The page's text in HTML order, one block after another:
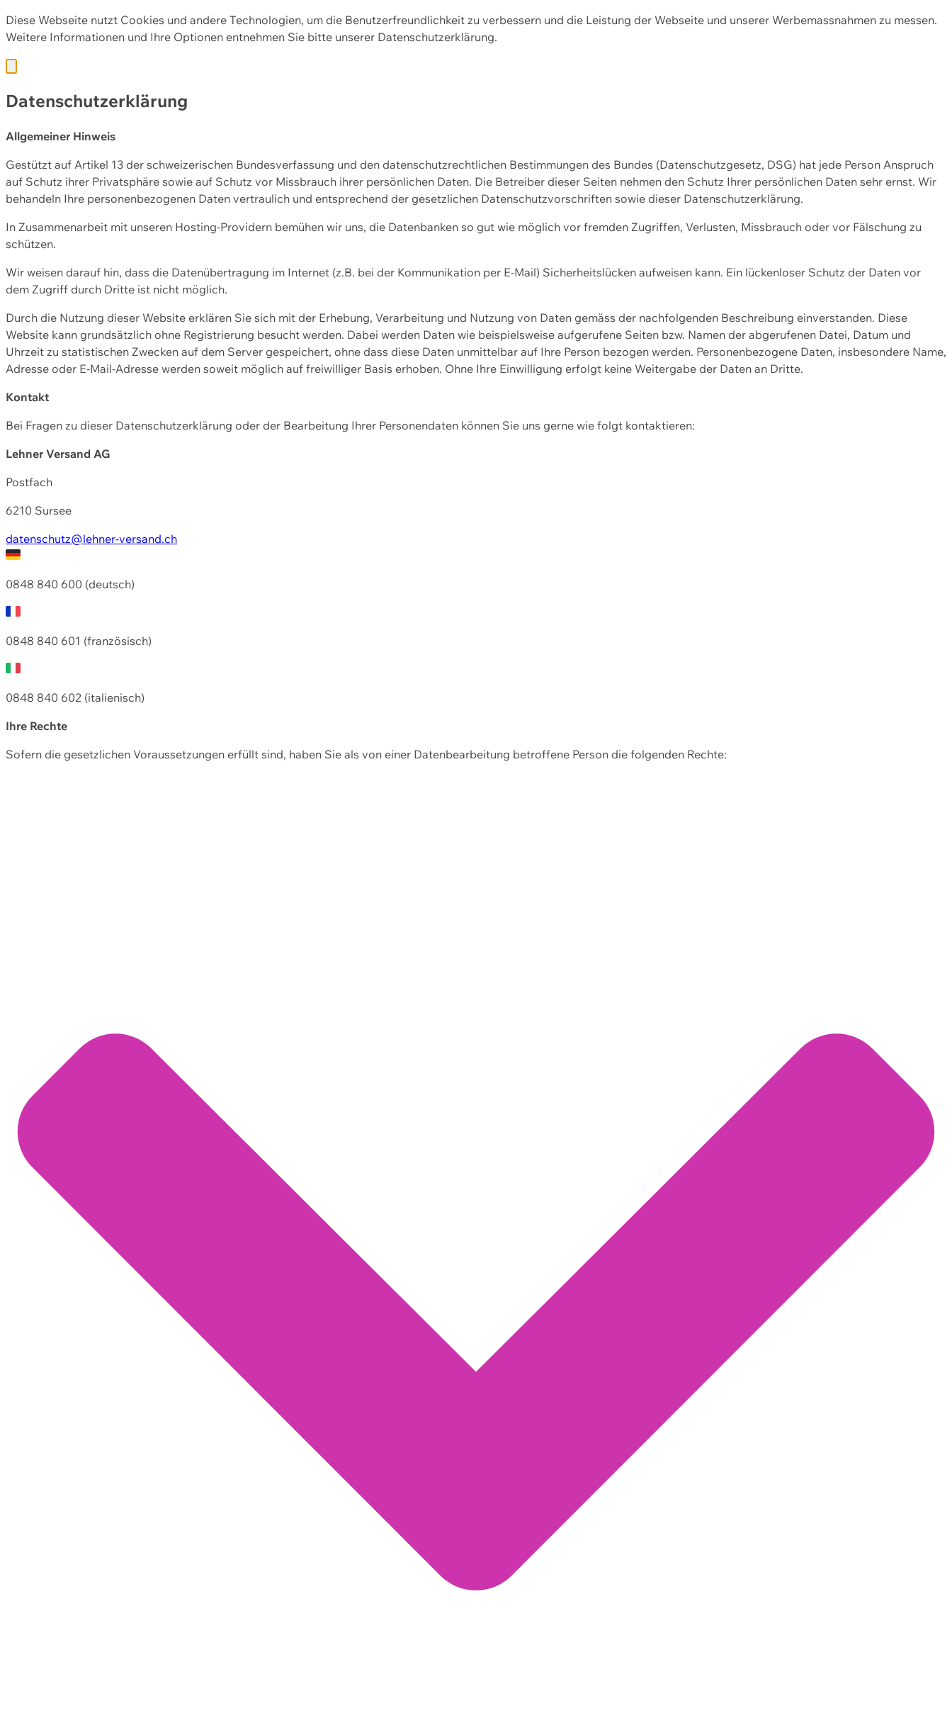
Diese Webseite nutzt Cookies und andere Technologien, um die Benutzerfreundlichkeit zu verbessern und die Leistung der Webseite und unserer Werbemassnahmen zu messen.
Weitere Informationen und Ihre Optionen entnehmen Sie bitte unserer Datenschutzerklärung.
Datenschutzerklärung
Allgemeiner Hinweis
Gestützt auf Artikel 13 der schweizerischen Bundesverfassung und den datenschutzrechtlichen Bestimmungen des Bundes (Datenschutzgesetz, DSG) hat jede Person Anspruch
auf Schutz ihrer Privatsphäre sowie auf Schutz vor Missbrauch ihrer persönlichen Daten. Die Betreiber dieser Seiten nehmen den Schutz Ihrer persönlichen Daten sehr ernst. Wir
behandeln Ihre personenbezogenen Daten vertraulich und entsprechend der gesetzlichen Datenschutzvorschriften sowie dieser Datenschutzerklärung.
In Zusammenarbeit mit unseren Hosting-Providern bemühen wir uns, die Datenbanken so gut wie möglich vor fremden Zugriffen, Verlusten, Missbrauch oder vor Fälschung zu
schützen.
Wir weisen darauf hin, dass die Datenübertragung im Internet (z.B. bei der Kommunikation per E-Mail) Sicherheitslücken aufweisen kann. Ein lückenloser Schutz der Daten vor
dem Zugriff durch Dritte ist nicht möglich.
Durch die Nutzung dieser Website erklären Sie sich mit der Erhebung, Verarbeitung und Nutzung von Daten gemäss der nachfolgenden Beschreibung einverstanden. Diese
Website kann grundsätzlich ohne Registrierung besucht werden. Dabei werden Daten wie beispielsweise aufgerufene Seiten bzw. Namen der abgerufenen Datei, Datum und
Uhrzeit zu statistischen Zwecken auf dem Server gespeichert, ohne dass diese Daten unmittelbar auf Ihre Person bezogen werden. Personenbezogene Daten, insbesondere Name,
Adresse oder E-Mail-Adresse werden soweit möglich auf freiwilliger Basis erhoben. Ohne Ihre Einwilligung erfolgt keine Weitergabe der Daten an Dritte.
Kontakt
Bei Fragen zu dieser Datenschutzerklärung oder der Bearbeitung Ihrer Personendaten können Sie uns gerne wie folgt kontaktieren:
Lehner Versand AG
Postfach
6210 Sursee
datenschutz@lehner-versand.ch
0848 840 600 (deutsch)
0848 840 601 (französisch)
0848 840 602 (italienisch)
Ihre Rechte
Sofern die gesetzlichen Voraussetzungen erfüllt sind, haben Sie als von einer Datenbearbeitung betroffene Person die folgenden Rechte: